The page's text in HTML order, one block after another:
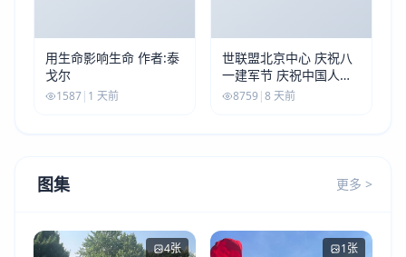
用生命影响生命 作者:泰
戈尔
1587| 1 天前
世联盟北京中心 庆祝八
一建军节 庆祝中国人民
解放军建军99周年
8759 |8 天前
图集 更多 >
4张 1张